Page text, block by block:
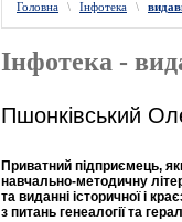
Головна \ Інфотека \
Інфотека -
Пшонківський
Приватний підприємець,
навчально-методичну
та виданні історичної і
з питань генеалогії та